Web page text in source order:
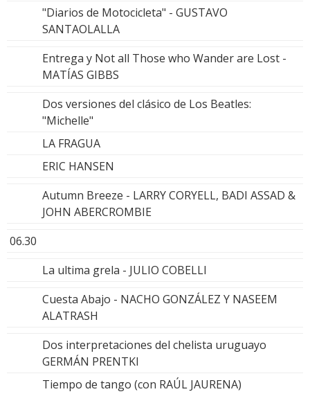
"Diarios de Motocicleta" - GUSTAVO
SANTAOLALLA
Entrega y Not all Those who Wander are Lost -
MATÍAS GIBBS
Dos versiones del clásico de Los Beatles:
"Michelle"
LA FRAGUA
ERIC HANSEN
Autumn Breeze - LARRY CORYELL, BADI ASSAD &
JOHN ABERCROMBIE
06.30
La ultima grela - JULIO COBELLI
Cuesta Abajo - NACHO GONZÁLEZ Y NASEEM
ALATRASH
Dos interpretaciones del chelista uruguayo
GERMÁN PRENTKI
Tiempo de tango (con RAÚL JAURENA)